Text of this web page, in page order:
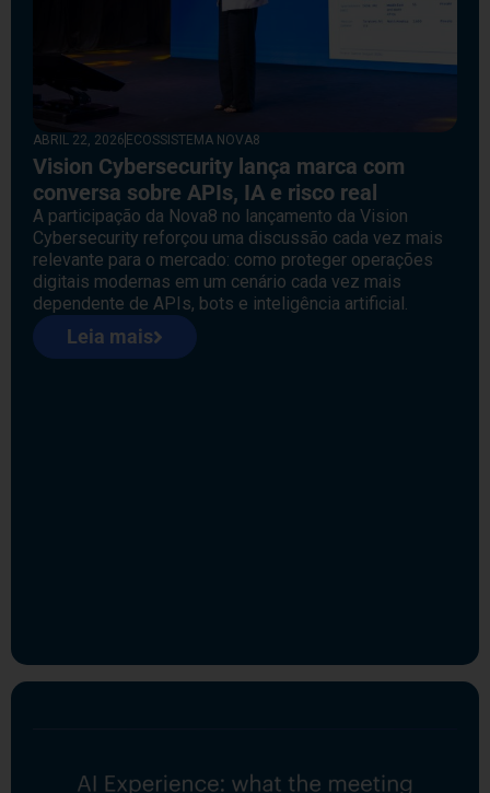
ABRIL 22, 2026 ECOSSISTEMA NOVA8
Vision Cybersecurity lança marca com
conversa sobre APIs, IA e risco real
A participação da Nova8 no lançamento da Vision
Cybersecurity reforçou uma discussão cada vez mais
relevante para o mercado: como proteger operações
digitais modernas em um cenário cada vez mais
dependente de APIs, bots e inteligência artificial.
Leia mais